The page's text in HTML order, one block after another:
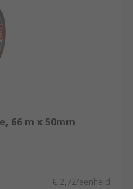
66 m x 50mm
€ 2,72/eenheid